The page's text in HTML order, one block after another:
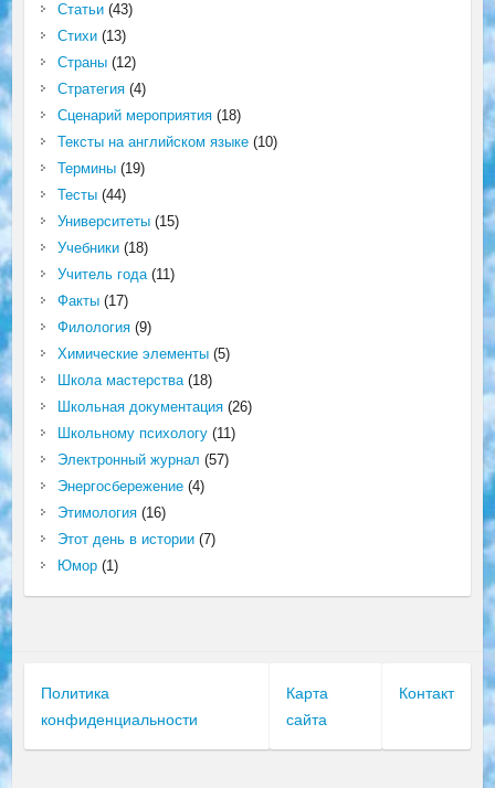
Статьи(43)
Стихи(13)
Страны(12)
Стратегия(4)
Сценарий мероприятия(18)
Тексты на английском языке(10)
Термины(19)
Тесты(44)
Университеты(15)
Учебники(18)
Учитель года(11)
Факты(17)
Филология(9)
Химические элементы(5)
Школа мастерства(18)
Школьная документация(26)
Школьному психологу(11)
Электронный журнал (57)
Энергосбережение(4)
Этимология(16)
Этот день в истории(7)
Юмор(1)
Политика
конфиденциальности
Карта
сайта
Контакт